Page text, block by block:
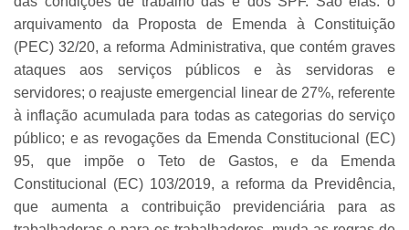
arquivamento da Proposta de Emenda à Constituição
(PEC) 32/20, a reforma Administrativa, que contém graves
ataques aos serviços públicos e às servidoras e
servidores; o reajuste emergencial linear de 27%, referente
à inflação acumulada para todas as categorias do serviço
público; e as revogações da Emenda Constitucional (EC)
95, que impõe o Teto de Gastos, e da Emenda
Constitucional (EC) 103/2019, a reforma da Previdência,
que aumenta a contribuição previdenciária para as